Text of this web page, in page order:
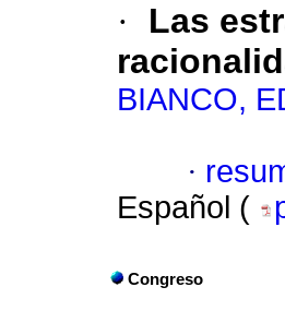
·
Las
BIANCO,
·
Español (
Congreso